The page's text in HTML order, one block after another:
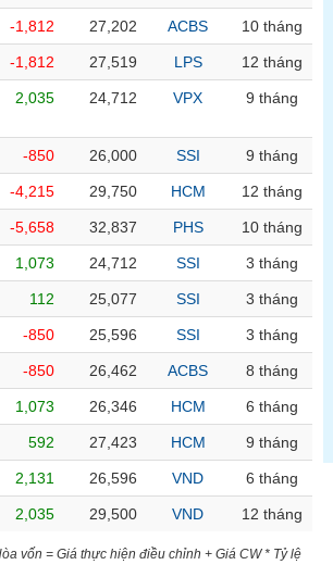
-1,812 27,202 ACBS 10 tháng
-1,812 27,519 LPS 12 tháng
2,035 24,712 VPX 9 tháng
-850 26,000 SSI 9 tháng
-4,215 29,750 HCM 12 tháng
-5,658 32,837 PHS 10 tháng
1,073 24,712 SSI 3 tháng
112 25,077 SSI 3 tháng
-850 25,596 SSI 3 tháng
-850 26,462 ACBS 8 tháng
1,073 26,346 HCM 6 tháng
592 27,423 HCM 9 tháng
2,131 26,596 VND 6 tháng
2,035 29,500 VND 12 tháng
vốn = Giá thực hiện điều chỉnh + Giá CW * Tỷ lệ